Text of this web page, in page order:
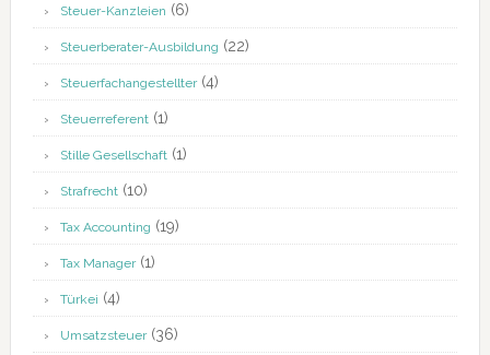
Steuer-Kanzleien (6)
Steuerberater-Ausbildung (22)
Steuerfachangestellter(4)
Steuerreferent(1)
Stille Gesellschaft(1)
Strafrecht(10)
Tax Accounting (19)
Tax Manager(1)
Türkei (4)
Umsatzsteuer(36)